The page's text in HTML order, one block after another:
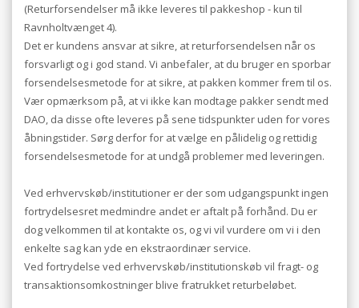
(Returforsendelser må ikke leveres til pakkeshop - kun til
Ravnholtvænget 4).
Det er kundens ansvar at sikre, at returforsendelsen når os
forsvarligt og i god stand. Vi anbefaler, at du bruger en sporbar
forsendelsesmetode for at sikre, at pakken kommer frem til os.
Vær opmærksom på, at vi ikke kan modtage pakker sendt med
DAO, da disse ofte leveres på sene tidspunkter uden for vores
åbningstider. Sørg derfor for at vælge en pålidelig og rettidig
forsendelsesmetode for at undgå problemer med leveringen.
Ved erhvervskøb/institutioner er der som udgangspunkt ingen
fortrydelsesret medmindre andet er aftalt på forhånd. Du er
dog velkommen til at kontakte os, og vi vil vurdere om vi i den
enkelte sag kan yde en ekstraordinær service.
Ved fortrydelse ved erhvervskøb/institutionskøb vil fragt- og
transaktionsomkostninger blive fratrukket returbeløbet.